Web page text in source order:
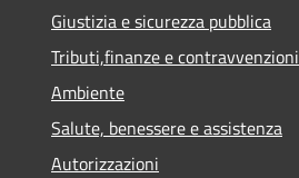
Giustizia e sicurezza pubblica
Tributi,finanze e contravvenzioni
Ambiente
Salute, benessere e assistenza
Autorizzazioni